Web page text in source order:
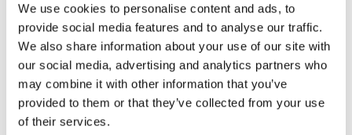
We use cookies to personalise content and ads, to
provide social media features and to analyse our traffic.
We also share information about your use of our site with
our social media, advertising and analytics partners who
may combine it with other information that you’ve
provided to them or that they’ve collected from your use
of their services.